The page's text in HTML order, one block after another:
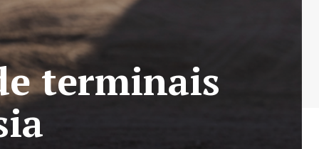
terminais